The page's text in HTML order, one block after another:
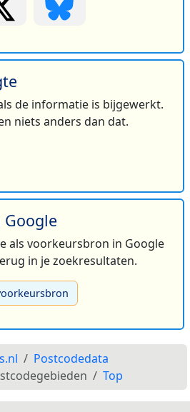
de informatie is bijgewerkt.
niets anders dan dat.
als voorkeursbron in Google
in je zoekresultaten.
Postcodedata
Top